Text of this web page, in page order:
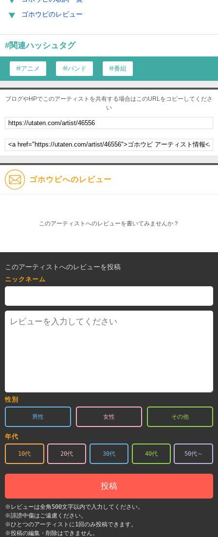
ゴホウビのレビュー
#関連ハッシュタグ
アニメ バンド 番組
ブログやHPでこのアーティストを共有する場合はこのURLをコピーしてくださ
い
ゴホウビへのレビュー
このアーティストへのレビューを書いてみませんか？
このアーティストへのレビューを投稿
ニックネーム
性別
男性 女性 その他
年代
10代 20代 30代 40代 50代～
投稿
※レビューは全角500文字以内で入力してください。
※誹謗中傷はご遠慮ください。
※ひとつのアーティストに1回のみ投稿できます。
※投稿の編集・削除はできません。